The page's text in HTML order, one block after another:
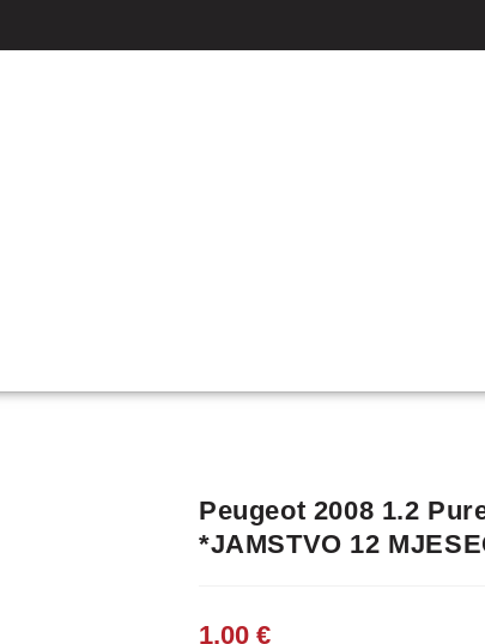
Peugeot 2008 1.2
*JAMSTVO 12
1,00€